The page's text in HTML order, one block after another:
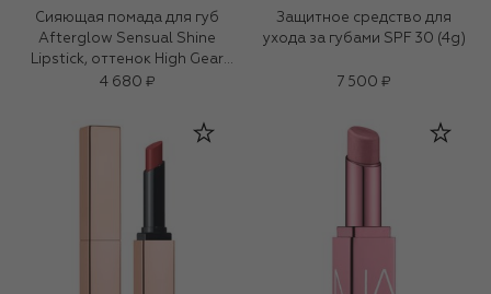
Сияющая помада для губ
Afterglow Sensual Shine
Lipstick, оттенок High Gear
(1,5g)
4 680 ₽
Защитное средство для
ухода за губами SPF 30 (4g)
7 500 ₽